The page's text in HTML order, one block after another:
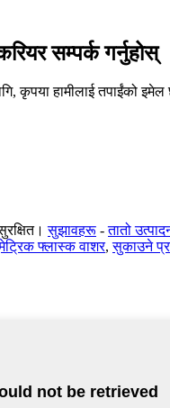
सम्पर्क गर्नुहोस्
कृपया हामीलाई तपाईंको
सुझावहरू -तातो
फ्लास्क वाशर,सुकाउने